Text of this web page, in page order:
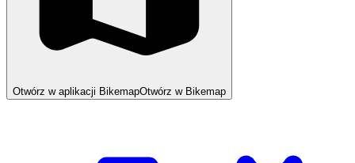
Otwórz w aplikacji BikemapOtwórz w Bikemap